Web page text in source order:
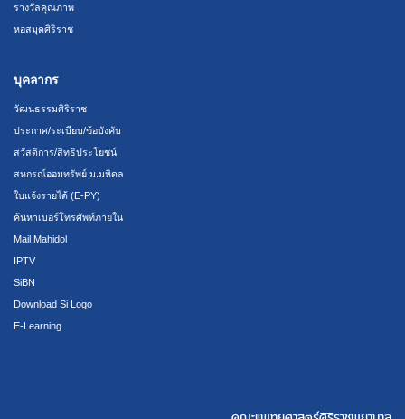
รางวัลคุณภาพ
หอสมุดศิริราช
บุคลากร
วัฒนธรรมศิริราช
ประกาศ/ระเบียบ/ข้อบังคับ
สวัสดิการ/สิทธิประโยชน์
สหกรณ์ออมทรัพย์ ม.มหิดล
ใบแจ้งรายได้ (E-PY)
ค้นหาเบอร์โทรศัพท์ภายใน
Mail Mahidol
IPTV
SiBN
Download Si Logo
E-Learning